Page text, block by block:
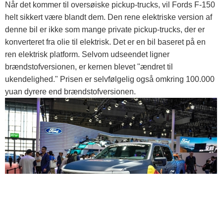
Når det kommer til oversøiske pickup-trucks, vil Fords F-150
helt sikkert være blandt dem. Den rene elektriske version af
denne bil er ikke som mange private pickup-trucks, der er
konverteret fra olie til elektrisk. Det er en bil baseret på en
ren elektrisk platform. Selvom udseendet ligner
brændstofversionen, er kernen blevet "ændret til
ukendelighed." Prisen er selvfølgelig også omkring 100.000
yuan dyrere end brændstofversionen.